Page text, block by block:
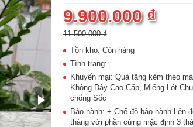
9.900.000 ₫
11.500.000 ₫
Tồn kho: Còn hàng
Tình trạng:
Khuyến mại: Quà tặng kèm theo
Không Dây Cao Cấp, Miếng Lót
chống Sốc
Bảo hành: + Chế độ bảo hành Lên
tháng với phần cứng mặc định 3